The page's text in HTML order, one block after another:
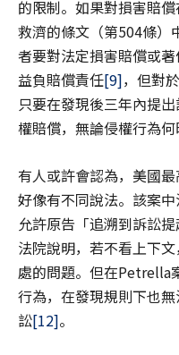
的限制。如果對損害賠
救濟的條文（第504條）
者要對法定損害賠償或
益負賠償責任[9]，但對
只要在發現後三年內提
權賠償，無論侵權行為
有人或許會認為，美國
好像有不同說法。該案
允許原告「追溯到訴訟提
法院說明，若不看上下
處的問題。但在Petrella
行為，在發現規則下也
訟[12]。